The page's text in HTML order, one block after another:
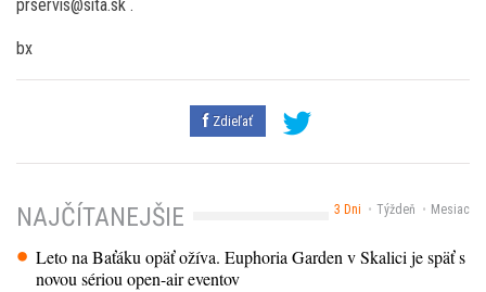
prservis@sita.sk .
bx
Zdieľať
3 Dni Týždeň Mesiac
NAJČÍTANEJŠIE
Leto na Baťáku opäť ožíva. Euphoria Garden v Skalici je späť s
novou sériou open-air eventov